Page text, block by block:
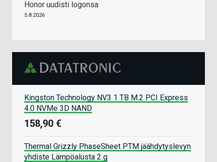
Honor uudisti logonsa
5.8.2026
Kingston Technology NV3 1 TB M.2 PCI Express
4.0 NVMe 3D NAND
158,90 €
Thermal Grizzly PhaseSheet PTM jäähdytyslevyn
yhdiste Lämpöalusta 2 g